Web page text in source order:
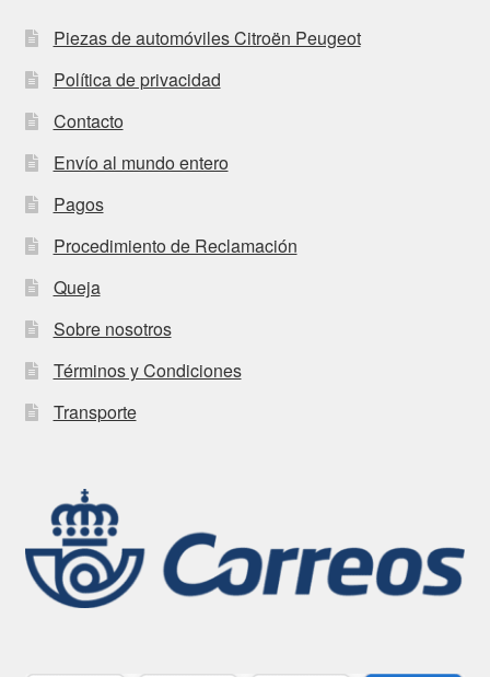
Piezas de automóviles Citroën Peugeot
Política de privacidad
Contacto
Envío al mundo entero
Pagos
Procedimiento de Reclamación
Queja
Sobre nosotros
Términos y Condiciones
Transporte